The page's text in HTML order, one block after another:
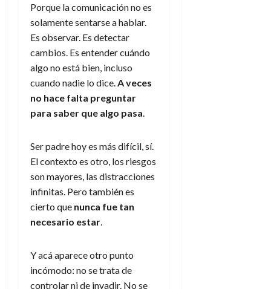
Porque la comunicación no es
solamente sentarse a hablar.
Es observar. Es detectar
cambios. Es entender cuándo
algo no está bien, incluso
cuando nadie lo dice. A veces
no hace falta preguntar
para saber que algo pasa
Ser padre hoy es más difícil, sí.
El contexto es otro, los riesgos
son mayores, las distracciones
infinitas. Pero también es
cierto que nunca fue tan
necesario estar
Y acá aparece otro punto
incómodo: no se trata de
controlar ni de invadir. No se